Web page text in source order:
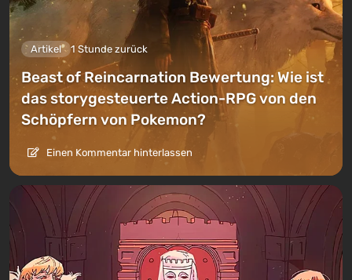
Artikel 1 Stunde zurück
Beast of Reincarnation Bewertung: Wie ist
das storygesteuerte Action-RPG von den
Schöpfern von Pokemon?
Einen Kommentar hinterlassen